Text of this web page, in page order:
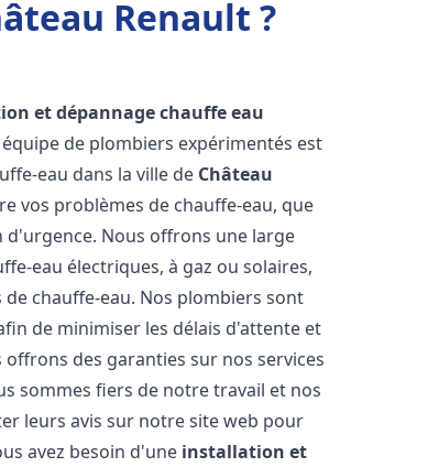
Renault ?
et dépannage chauffe eau
de plombiers expérimentés est
eau dans la ville de Château
vos problèmes de chauffe-eau, que
Nous offrons une large
eau électriques, à gaz ou solaires,
chauffe-eau. Nos plombiers sont
de minimiser les délais d'attente et
des garanties sur nos services
sommes fiers de notre travail et nos
leurs avis sur notre site web pour
avez besoin d'une installation et